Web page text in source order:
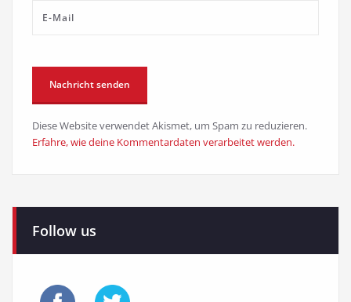
Diese Website verwendet Akismet, um Spam zu reduzieren.
Erfahre, wie deine Kommentardaten verarbeitet werden.
Follow us